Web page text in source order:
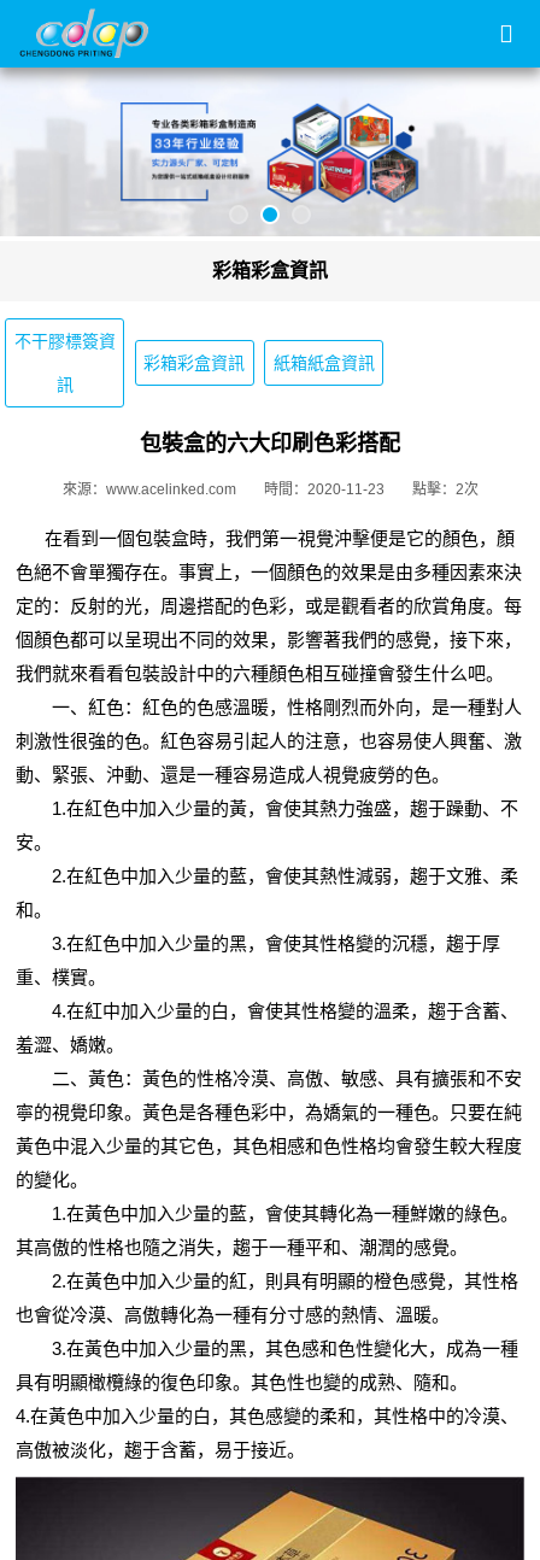
彩箱彩盒資訊
不干膠標簽資
訊
彩箱彩盒資訊 紙箱紙盒資訊
包裝盒的六大印刷色彩搭配
來源：www.acelinked.com 時間：2020-11-23 點擊：2次
在看到一個包裝盒時，我們第一視覺沖擊便是它的顏色，顏
色絕不會單獨存在。事實上，一個顏色的效果是由多種因素來決
定的：反射的光，周邊搭配的色彩，或是觀看者的欣賞角度。每
個顏色都可以呈現出不同的效果，影響著我們的感覺，接下來，
我們就來看看包裝設計中的六種顏色相互碰撞會發生什么吧。
一、紅色：紅色的色感溫暖，性格剛烈而外向，是一種對人
刺激性很強的色。紅色容易引起人的注意，也容易使人興奮、激
動、緊張、沖動、還是一種容易造成人視覺疲勞的色。
1.在紅色中加入少量的黃，會使其熱力強盛，趨于躁動、不
安。
2.在紅色中加入少量的藍，會使其熱性減弱，趨于文雅、柔
和。
3.在紅色中加入少量的黑，會使其性格變的沉穩，趨于厚
重、樸實。
4.在紅中加入少量的白，會使其性格變的溫柔，趨于含蓄、
羞澀、嬌嫩。
二、黃色：黃色的性格冷漠、高傲、敏感、具有擴張和不安
寧的視覺印象。黃色是各種色彩中，為嬌氣的一種色。只要在純
黃色中混入少量的其它色，其色相感和色性格均會發生較大程度
的變化。
1.在黃色中加入少量的藍，會使其轉化為一種鮮嫩的綠色。
其高傲的性格也隨之消失，趨于一種平和、潮潤的感覺。
2.在黃色中加入少量的紅，則具有明顯的橙色感覺，其性格
也會從冷漠、高傲轉化為一種有分寸感的熱情、溫暖。
3.在黃色中加入少量的黑，其色感和色性變化大，成為一種
具有明顯橄欖綠的復色印象。其色性也變的成熟、隨和。
4.在黃色中加入少量的白，其色感變的柔和，其性格中的冷漠、
高傲被淡化，趨于含蓄，易于接近。